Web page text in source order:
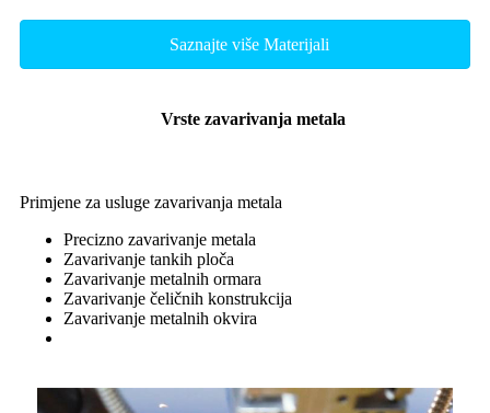
Saznajte više Materijali
Vrste zavarivanja metala
Primjene za usluge zavarivanja metala
Precizno zavarivanje metala
Zavarivanje tankih ploča
Zavarivanje metalnih ormara
Zavarivanje čeličnih konstrukcija
Zavarivanje metalnih okvira